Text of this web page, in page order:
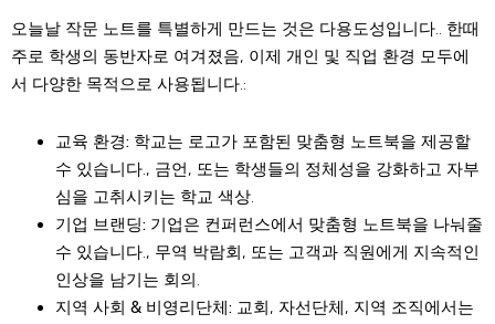
오늘날 작문 노트를 특별하게 만드는 것은 다용도성입니다.. 한때
주로 학생의 동반자로 여겨졌음, 이제 개인 및 직업 환경 모두에
서 다양한 목적으로 사용됩니다.:
교육 환경: 학교는 로고가 포함된 맞춤형 노트북을 제공할
수 있습니다., 금언, 또는 학생들의 정체성을 강화하고 자부
심을 고취시키는 학교 색상.
기업 브랜딩: 기업은 컨퍼런스에서 맞춤형 노트북을 나눠줄
수 있습니다., 무역 박람회, 또는 고객과 직원에게 지속적인
인상을 남기는 회의.
지역 사회 & 비영리단체: 교회, 자선단체, 지역 조직에서는